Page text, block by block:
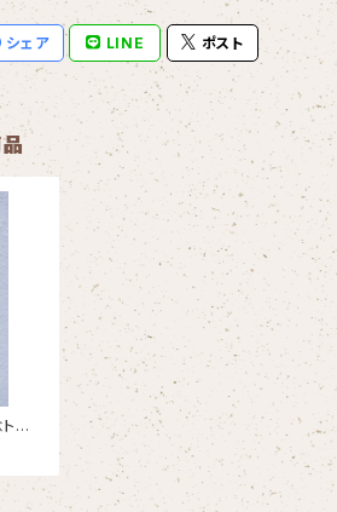
シェア LINE ポスト
ート